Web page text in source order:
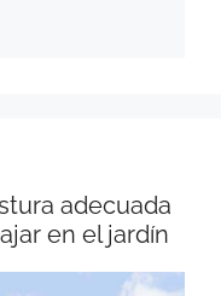
adecuada
en el jardín